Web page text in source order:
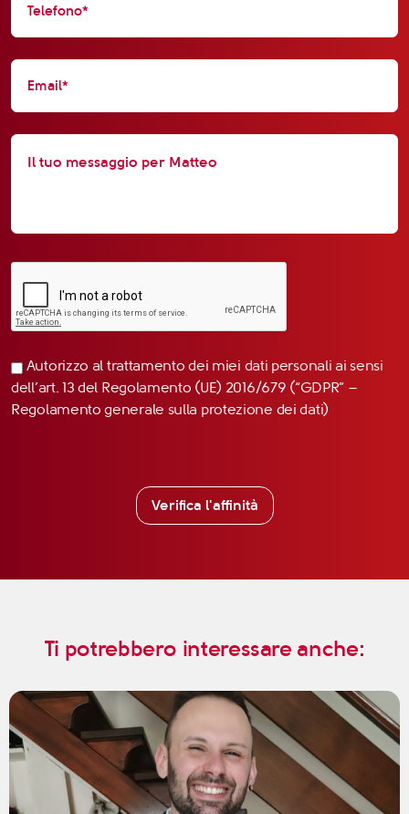
Autorizzo al trattamento dei miei dati personali ai sensi
dell’art. 13 del Regolamento (UE) 2016/679 (“GDPR” –
Regolamento generale sulla protezione dei dati)
Verifica l'affinità
Ti potrebbero interessare anche: